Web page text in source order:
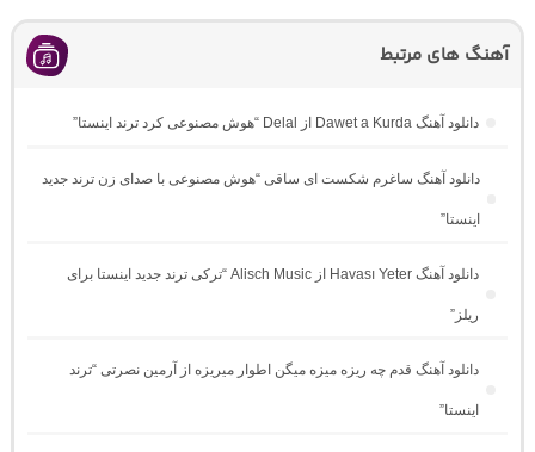
آهنگ های مرتبط
دانلود آهنگ Dawet a Kurda از Delal “هوش مصنوعی کرد ترند اینستا”
دانلود آهنگ ساغرم شکست ای ساقی “هوش مصنوعی با صدای زن ترند جدید
اینستا”
دانلود آهنگ Havası Yeter از Alisch Music “ترکی ترند جدید اینستا برای
ریلز”
دانلود آهنگ ﻗﺪم ﭼﻪ رﻳﺰه ﻣﻴﺰه ﻣﻴﮕﻦ اﻃﻮار ﻣﻴﺮﻳﺰه از آرمین نصرتی “ترند
اینستا”